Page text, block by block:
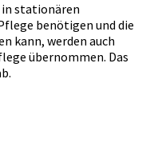
stationären
benötigen und die
kann, werden auch
übernommen. Das